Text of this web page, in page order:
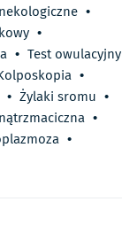
•
•
• Test owulacyjny
•
• Żylaki sromu •
•
•